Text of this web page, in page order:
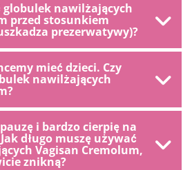
globulek nawilżających
przed stosunkiem
prezerwatywy)?
mieć dzieci. Czy
nawilżających
i bardzo cierpię na
długo muszę używać
Vagisan Cremolum,
znikną?